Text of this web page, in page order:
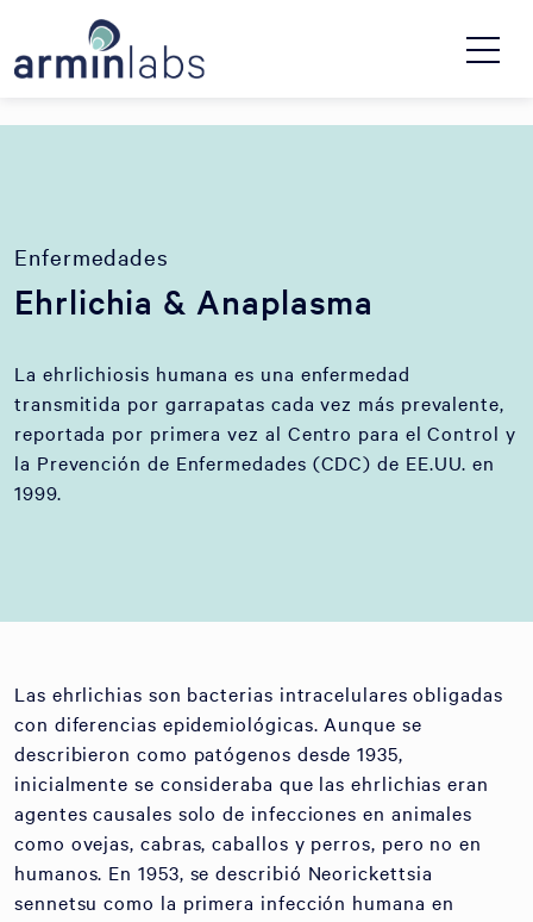
Enfermedades
Ehrlichia & Anaplasma
La ehrlichiosis humana es una enfermedad
transmitida por garrapatas cada vez más prevalente,
reportada por primera vez al Centro para el Control y
la Prevención de Enfermedades (CDC) de EE.UU. en
1999.
Las ehrlichias son bacterias intracelulares obligadas
con diferencias epidemiológicas. Aunque se
describieron como patógenos desde 1935,
inicialmente se consideraba que las ehrlichias eran
agentes causales solo de infecciones en animales
como ovejas, cabras, caballos y perros, pero no en
humanos. En 1953, se describió Neorickettsia
sennetsu como la primera infección humana en